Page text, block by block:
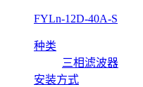
FYLn-12D-40A-S
种类
三相滤波器
安装方式